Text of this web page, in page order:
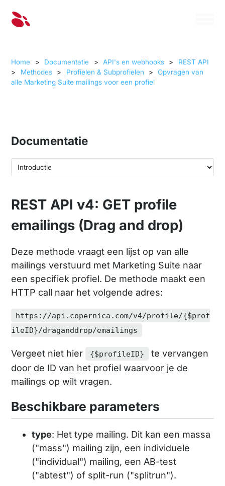
Home > Documentatie > API's en webhooks >
REST API
>
Methodes > Profielen & Subprofielen >
Opvragen van
alle Marketing Suite mailings voor een profiel
Documentatie
REST API v4: GET profile
emailings (Drag and drop)
Deze methode vraagt een lijst op van alle
mailings verstuurd met Marketing Suite naar
een specifiek profiel. De methode maakt een
HTTP call naar het volgende adres:
https://api.copernica.com/v4/profile/{$prof
ileID}/draganddrop/emailings
Vergeet niet hier {$profileID}
te vervangen
door de ID van het profiel waarvoor je de
mailings op wilt vragen.
Beschikbare parameters
type: Het type mailing. Dit kan een massa
("mass") mailing zijn, een individuele
("individual") mailing, een AB-test
("abtest") of split-run ("splitrun").